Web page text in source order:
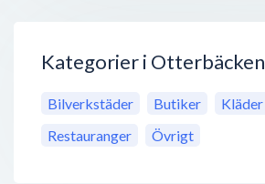
Kategorier i Otterbäcken
Bilverkstäder Butiker Kläder
Restauranger
Övrigt